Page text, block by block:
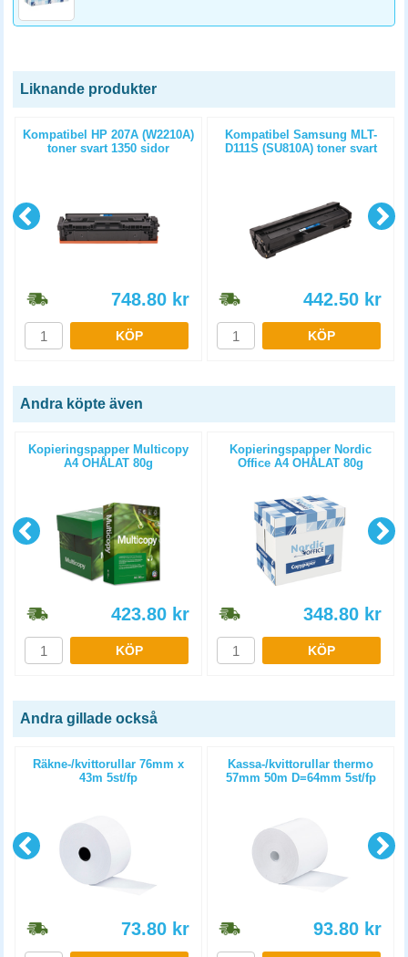
Liknande produkter
Kompatibel HP 207A (W2210A)
toner svart 1350 sidor
748.80 kr
KÖP
Kompatibel Samsung MLT-
D111S (SU810A) toner svart
442.50 kr
KÖP
Andra köpte även
Kopieringspapper Multicopy
A4 OHÅLAT 80g
423.80 kr
KÖP
Kopieringspapper Nordic
Office A4 OHÅLAT 80g
348.80 kr
KÖP
Andra gillade också
Räkne-/kvittorullar 76mm x
43m 5st/fp
73.80 kr
Kassa-/kvittorullar thermo
57mm 50m D=64mm 5st/fp
93.80 kr